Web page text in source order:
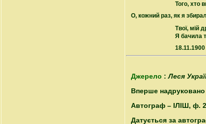
Того, хто
О, кожний раз, як я
Твої, мій
Я бачила
18.11.1900
Джерело :Леся
Вперше
Автограф – ІЛІШ, ф.
Датується за